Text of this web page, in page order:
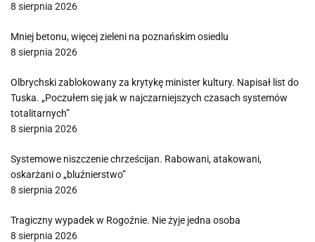
8 sierpnia 2026
Mniej betonu, więcej zieleni na poznańskim osiedlu
8 sierpnia 2026
Olbrychski zablokowany za krytykę minister kultury. Napisał list do
Tuska. „Poczułem się jak w najczarniejszych czasach systemów
totalitarnych”
8 sierpnia 2026
Systemowe niszczenie chrześcijan. Rabowani, atakowani,
oskarżani o „bluźnierstwo”
8 sierpnia 2026
Tragiczny wypadek w Rogoźnie. Nie żyje jedna osoba
8 sierpnia 2026